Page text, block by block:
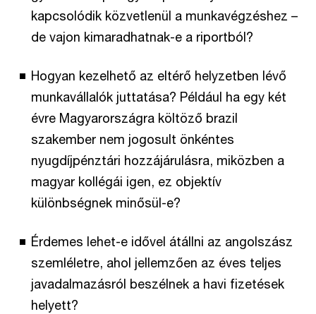
kapcsolódik közvetlenül a munkavégzéshez –
de vajon kimaradhatnak-e a riportból?
Hogyan kezelhető az eltérő helyzetben lévő
munkavállalók juttatása? Például ha egy két
évre Magyarországra költöző brazil
szakember nem jogosult önkéntes
nyugdíjpénztári hozzájárulásra, miközben a
magyar kollégái igen, ez objektív
különbségnek minősül-e?
Érdemes lehet-e idővel átállni az angolszász
szemléletre, ahol jellemzően az éves teljes
javadalmazásról beszélnek a havi fizetések
helyett?